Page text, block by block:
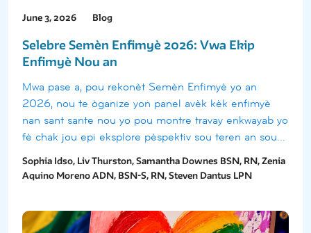
June 3, 2026 Blog
Selebre Semèn Enfimyè 2026: Vwa Ekip
Enfimyè Nou an
Mwa pase a, pou rekonèt Semèn Enfimyè yo an
2026, nou te òganize yon panel avèk kèk enfimyè
nan sant sante nou yo pou montre travay enkwayab yo
fè chak jou epi eksplore pèspektiv sou teren an sou...
Sophia Idso, Liv Thurston, Samantha Downes BSN, RN, Zenia
Aquino Moreno ADN, BSN-S, RN, Steven Dantus LPN